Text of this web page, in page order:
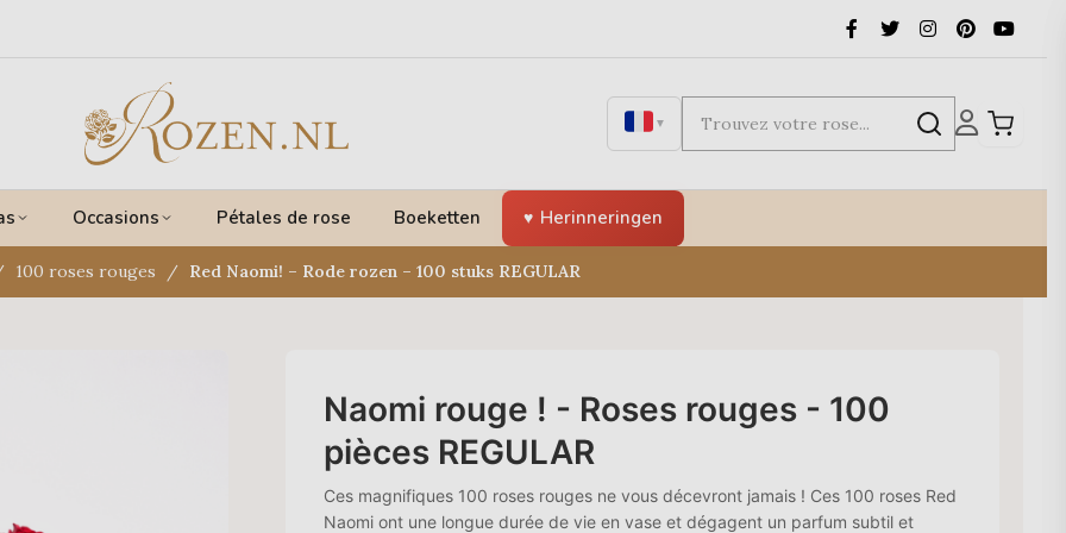
▼
Occasions Pétales de rose Boeketten Herinneringen
100 roses rouges Red Naomi! – Rode rozen – 100 stuks REGULAR
Naomi rouge ! - Roses rouges - 100
pièces REGULAR
Ces magnifiques 100 roses rouges ne vous décevront jamais ! Ces 100 roses Red
Naomi ont une longue durée de vie en vase et dégagent un parfum subtil et